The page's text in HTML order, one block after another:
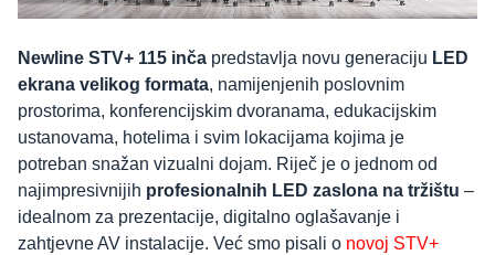
Newline STV+ 115 inča predstavlja novu generaciju LED
ekrana velikog formata, namijenjenih poslovnim
prostorima, konferencijskim dvoranama, edukacijskim
ustanovama, hotelima i svim lokacijama kojima je
potreban snažan vizualni dojam. Riječ je o jednom od
najimpresivnijih profesionalnih LED zaslona na tržištu –
idealnom za prezentacije, digitalno oglašavanje i
zahtjevne AV instalacije. Već smo pisali o novoj STV+